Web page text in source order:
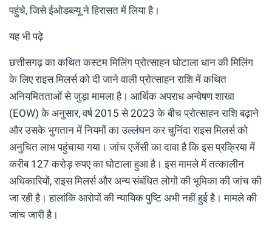
पहुंचे, जिसे ईओडब्ल्यू ने हिरासत में लिया है।
यह भी पढ़े
छत्तीसगढ़ का कथित कस्टम मिलिंग प्रोत्साहन घोटाला धान की मिलिंग
के लिए राइस मिलर्स को दी जाने वाली प्रोत्साहन राशि में कथित
अनियमितताओं से जुड़ा मामला है। आर्थिक अपराध अन्वेषण शाखा
(EOW) के अनुसार, वर्ष 2015 से 2023 के बीच प्रोत्साहन राशि बढ़ाने
और उसके भुगतान में नियमों का उल्लंघन कर चुनिंदा राइस मिलर्स को
अनुचित लाभ पहुंचाया गया। जांच एजेंसी का दावा है कि इस प्रक्रिया में
करीब 127 करोड़ रुपए का घोटाला हुआ है। इस मामले में तत्कालीन
अधिकारियों, राइस मिलर्स और अन्य संबंधित लोगों की भूमिका की जांच की
जा रही है। हालांकि आरोपों की न्यायिक पुष्टि अभी नहीं हुई है। मामले की
जांच जारी है।